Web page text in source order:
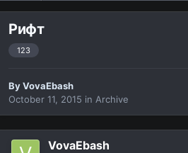
Рифт
123
ByVovaEbash
October 11, 2015 in Archive
VovaEbash